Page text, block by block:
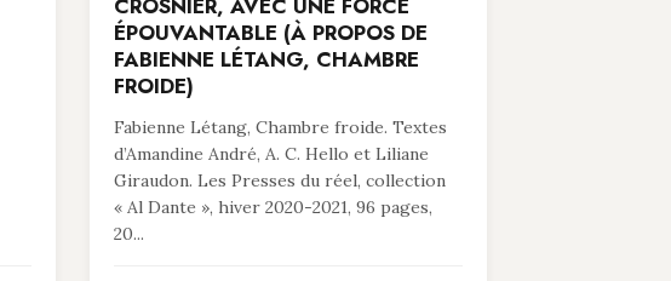
CROSNIER, AVEC UNE FORCE
ÉPOUVANTABLE (À PROPOS DE
FABIENNE LÉTANG, CHAMBRE
FROIDE)
Fabienne Létang, Chambre froide. Textes
d’Amandine André, A. C. Hello et Liliane
Giraudon. Les Presses du réel, collection
« Al Dante », hiver 2020-2021, 96 pages,
20...